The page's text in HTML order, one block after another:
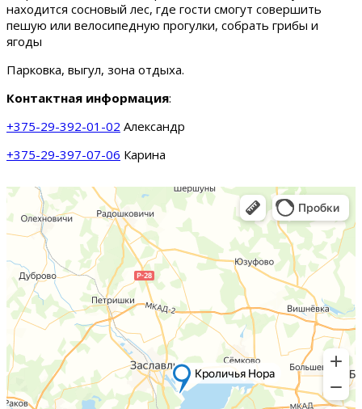
находится сосновый лес, где гости смогут совершить
пешую или велосипедную прогулки, собрать грибы и
ягоды
Парковка, выгул, зона отдыха.
Контактная информация:
+375-29-392-01-02 Александр
+375-29-397-07-06 Карина